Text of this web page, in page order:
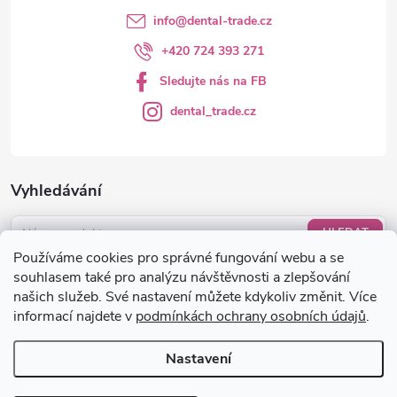
Používáme cookies pro správné fungování webu a se
souhlasem také pro analýzu návštěvnosti a zlepšování
našich služeb. Své nastavení můžete kdykoliv změnit. Více
informací najdete v podmínkách ochrany osobních údajů.
Nastavení
Vyhledávání
HLEDAT
Nákupní košík
0KS /0 KČ
info@dental-trade.cz
+420 724 393 271
Sledujte nás na FB
dental_trade.cz
Copyright 2026dental-trade.cz. Všechna práva vyhrazena.Upravit